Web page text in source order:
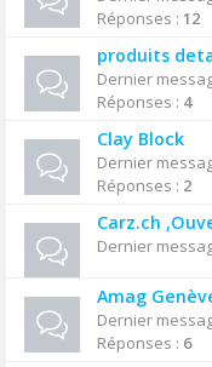
Réponses : 12
produits
Dernier
Réponses : 4
Clay Block
Dernier
Réponses : 2
Carz.ch
Dernier
Amag
Dernier
Réponses : 6